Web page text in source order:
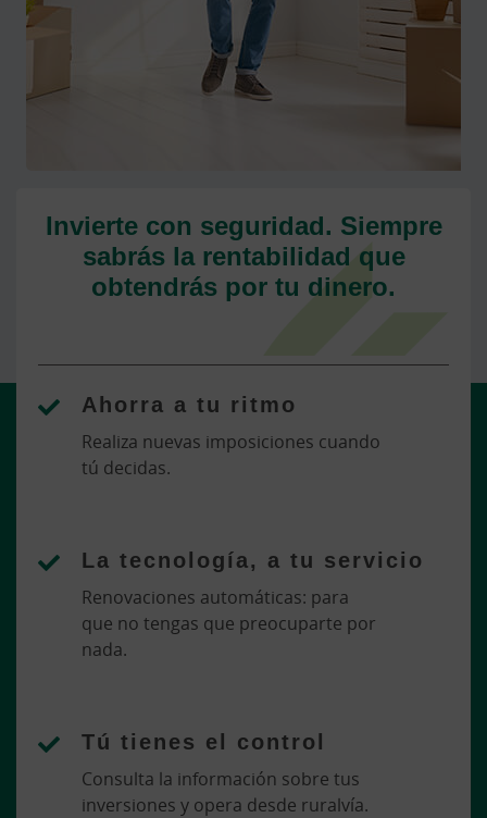
Invierte con seguridad. Siempre
sabrás la rentabilidad que
obtendrás por tu dinero.
Ahorra a tu ritmo
Realiza nuevas imposiciones cuando
tú decidas.
La tecnología, a tu servicio
Renovaciones automáticas: para
que no tengas que preocuparte por
nada.
Tú tienes el control
Consulta la información sobre tus
inversiones y opera desde ruralvía.